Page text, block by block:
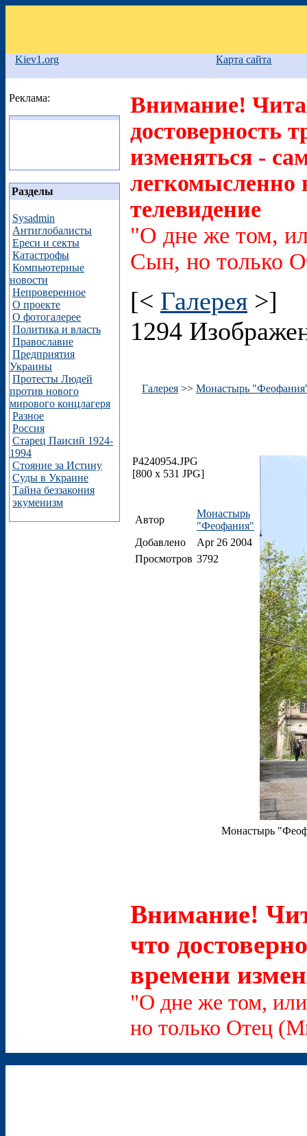
Kiev1.org Карта сайта
Реклама:
Разделы
Sysadmin
Антиглобалисты
Ереси и секты
Катастрофы
Компьютерные
новости
Непроверенное
О проекте
О фотогалерее
Политика и власть
Православие
Предприятия
Украины
Протесты Людей
против нового
мирового концлагеря
Разное
Россия
Старец Паисий 1924-
1994
Стояние за Истину
Суды в Украине
Тайна беззакония
экуменизм
Внимание!
достоверность
изменяться -
легкомысленно
телевидение
"О дне же том,
Сын, но только
[< Галерея >]
1294
Галерея >> Монастырь
P4240954.JPG
[800 x 531 JPG]
Автор
Монастырь
"Феофания"
Добавлено
Apr 26 2004
Просмотров 3792
Монастырь
Внимание!
что
времени
"О дне же том,
но только Отец